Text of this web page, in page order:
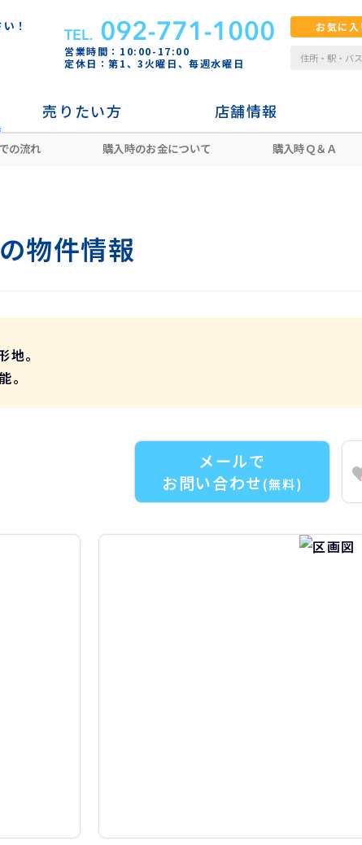
！
営業時間：10:00-17:00
定休日：第1、3火曜日、毎週水曜日
お気に入
売りたい方 店舗情報
中央区地行一丁目土地
の流れ 購入時のお金について 購入時Ｑ＆Ａ
物件情報
。
。
メールで
お問い合わせ(無料)